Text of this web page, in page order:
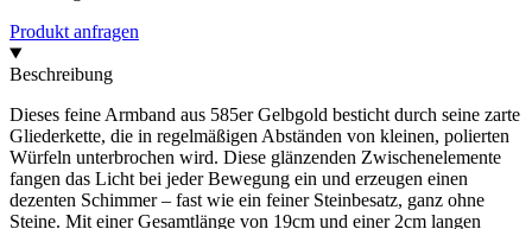
Produkt anfragen
Beschreibung
Dieses feine Armband aus 585er Gelbgold besticht durch seine zarte
Gliederkette, die in regelmäßigen Abständen von kleinen, polierten
Würfeln unterbrochen wird. Diese glänzenden Zwischenelemente
fangen das Licht bei jeder Bewegung ein und erzeugen einen
dezenten Schimmer – fast wie ein feiner Steinbesatz, ganz ohne
Steine. Mit einer Gesamtlänge von 19cm und einer 2cm langen